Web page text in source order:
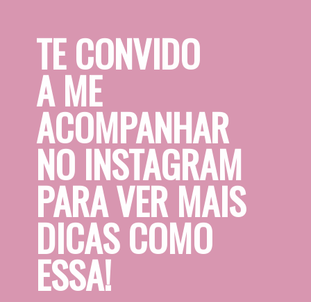
TE CONVIDO
A ME
ACOMPANHAR
NO INSTAGRAM
PARA VER MAIS
DICAS COMO
ESSA!